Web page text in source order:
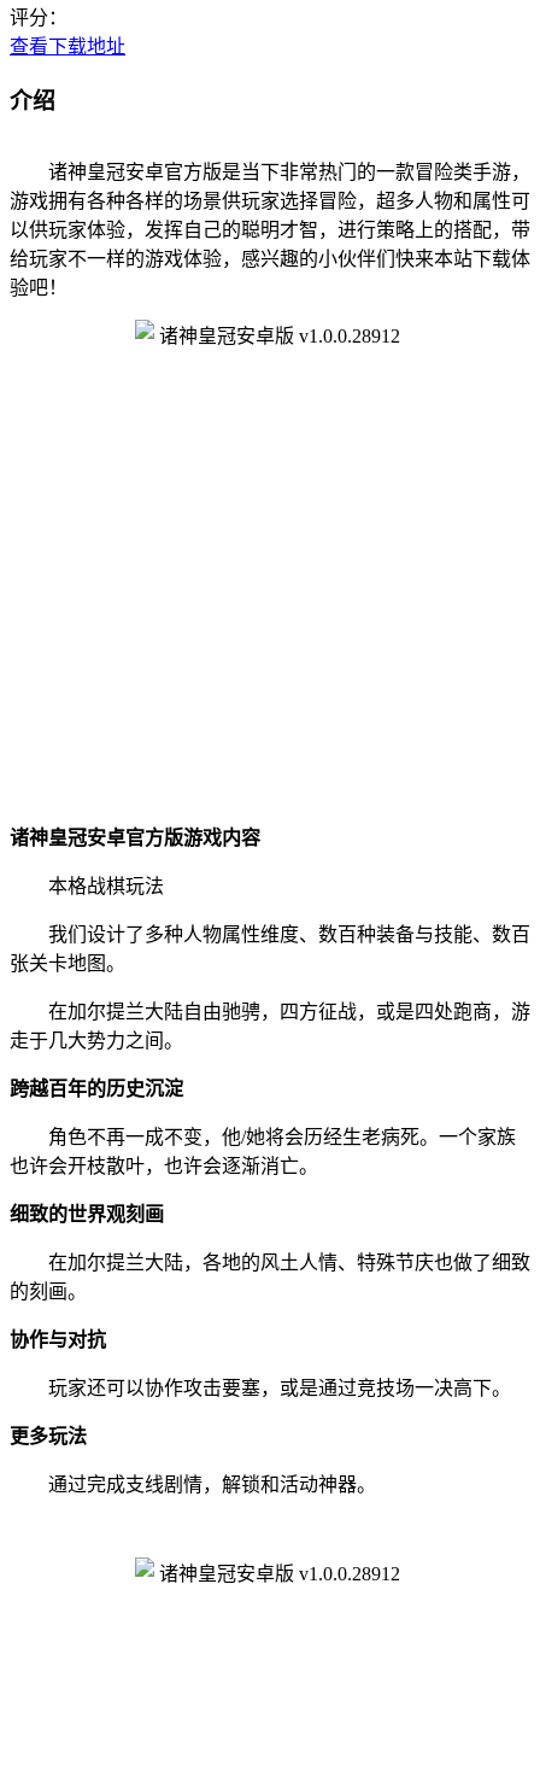
评分：
查看下载地址
介绍
诸神皇冠安卓官方版是当下非常热门的一款冒险类手游，
游戏拥有各种各样的场景供玩家选择冒险，超多人物和属性可
以供玩家体验，发挥自己的聪明才智，进行策略上的搭配，带
给玩家不一样的游戏体验，感兴趣的小伙伴们快来本站下载体
验吧！
诸神皇冠安卓官方版游戏内容
本格战棋玩法
我们设计了多种人物属性维度、数百种装备与技能、数百
张关卡地图。
在加尔提兰大陆自由驰骋，四方征战，或是四处跑商，游
走于几大势力之间。
跨越百年的历史沉淀
角色不再一成不变，他/她将会历经生老病死。一个家族
也许会开枝散叶，也许会逐渐消亡。
细致的世界观刻画
在加尔提兰大陆，各地的风土人情、特殊节庆也做了细致
的刻画。
协作与对抗
玩家还可以协作攻击要塞，或是通过竞技场一决高下。
更多玩法
通过完成支线剧情，解锁和活动神器。